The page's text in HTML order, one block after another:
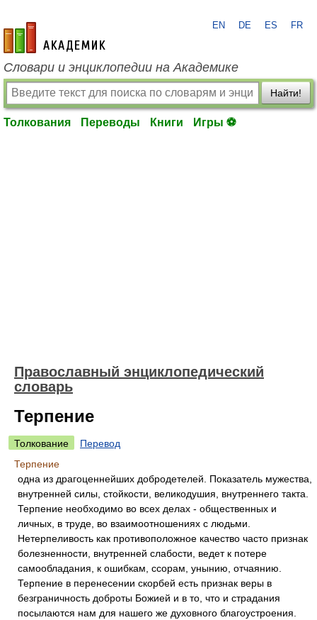
academic.ru
EN DE ES FR
Словари и энциклопедии на Академике
Найти!
Толкования Переводы Книги Игры ⚽
Православный энциклопедический
словарь
Терпение
Толкование
Перевод
Терпение
одна из драгоценнейших добродетелей. Показатель мужества,
внутренней силы, стойкости, великодушия, внутреннего такта.
Терпение необходимо во всех делах - общественных и
личных, в труде, во взаимоотношениях с людьми.
Нетерпеливость как противоположное качество часто признак
болезненности, внутренней слабости, ведет к потере
самообладания, к ошибкам, ссорам, унынию, отчаянию.
Терпение в перенесении скорбей есть признак веры в
безграничность доброты Божией и в то, что и страдания
посылаются нам для нашего же духовного благоустроения.